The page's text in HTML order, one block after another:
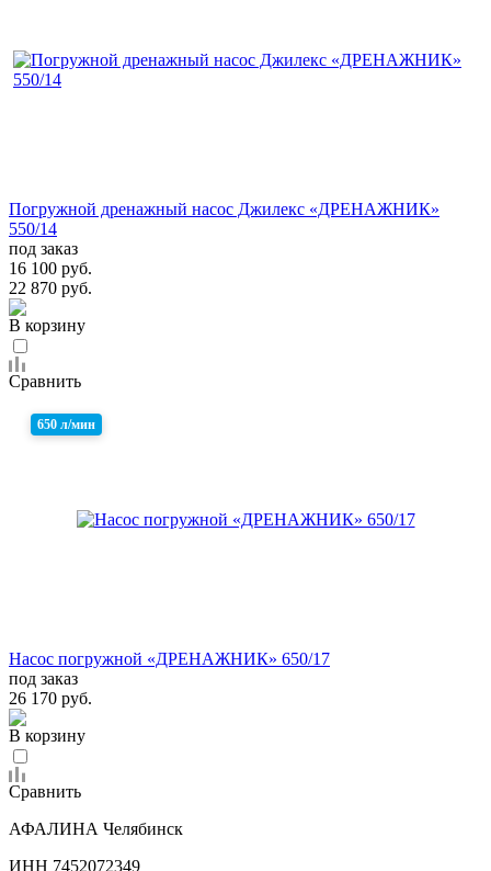
Погружной дренажный насос Джилекс «ДРЕНАЖНИК»
550/14
под заказ
16 100 руб.
22 870 руб.
В корзину
Сравнить
650 л/мин
Насос погружной «ДРЕНАЖНИК» 650/17
под заказ
26 170 руб.
В корзину
Сравнить
АФАЛИНА Челябинск
ИНН 7452072349